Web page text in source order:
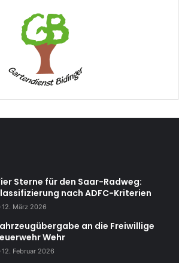
Sterne für den Saar-Radweg:
nach ADFC-Kriterien
12. März 2026
an die Freiwillige
Wehr
12. Februar 2026